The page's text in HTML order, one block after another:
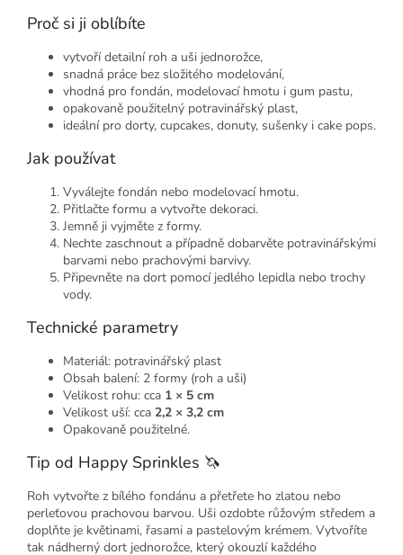
Proč si ji oblíbíte
vytvoří detailní roh a uši jednorožce,
snadná práce bez složitého modelování,
vhodná pro fondán, modelovací hmotu i gum pastu,
opakovaně použitelný potravinářský plast,
ideální pro dorty, cupcakes, donuty, sušenky i cake pops.
Jak používat
Vyválejte fondán nebo modelovací hmotu.
Přitlačte formu a vytvořte dekoraci.
Jemně ji vyjměte z formy.
Nechte zaschnout a případně dobarvěte potravinářskými
barvami nebo prachovými barvivy.
Připevněte na dort pomocí jedlého lepidla nebo trochy
vody.
Technické parametry
Materiál: potravinářský plast
Obsah balení: 2 formy (roh a uši)
Velikost rohu: cca 1 × 5 cm
Velikost uší: cca 2,2 × 3,2 cm
Opakovaně použitelné.
Tip od Happy Sprinkles 🦄
Roh vytvořte z bílého fondánu a přetřete ho zlatou nebo
perleťovou prachovou barvou. Uši ozdobte růžovým středem a
doplňte je květinami, řasami a pastelovým krémem. Vytvoříte
tak nádherný dort jednorožce, který okouzlí každého